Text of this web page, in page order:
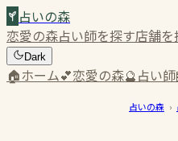
占いの森
恋愛の森占い師を探す店舗を
Dark
🏠ホーム💕恋愛の森🔮占い師
占いの森 ›